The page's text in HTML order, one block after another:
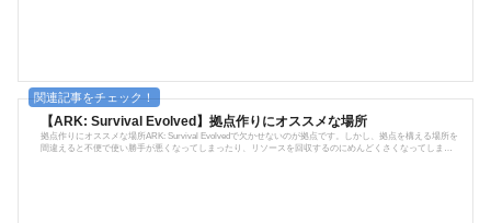
今回は、ARKの家具である椅子の意外な使い方をご紹介！
1件のコメント
【ARK: Survival Evolved】拠点作りにオススメな場所
拠点作りにオススメな場所ARK: Survival Evolvedで欠かせないのが拠点です。しかし、拠点を構える場所を
間違えると不便で使い勝手が悪くなってしまったり、リソースを回収するのにめんどくさくなってしまい